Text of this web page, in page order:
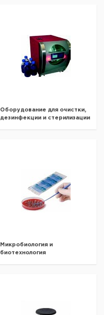
Оборудование для очистки,
дезинфекции и стерилизации
Микробиология и
биотехнология